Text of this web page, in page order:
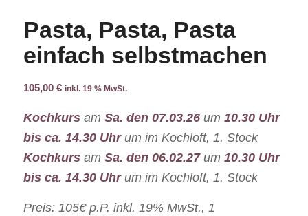
Pasta, Pasta, Pasta
einfach selbstmachen
105,00 € inkl. 19 % MwSt.
Kochkursam Sa. den07.03.26um 10.30 Uhr
bis ca. 14.30 Uhrum im Kochloft, 1. Stock
Kochkursam Sa. den06.02.27um 10.30 Uhr
bis ca. 14.30 Uhrum im Kochloft, 1. Stock
Preis: 105€ p.P. inkl. 19% MwSt., 1